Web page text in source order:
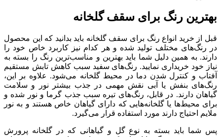
بهترین رنگ برای سقف گلخانه
قبل از خرید انواع رنگ برای سقف گلخانه باید بدانید که این محصول
در رنگ‌های مختلف تولید شده و هر کدام نیز کاربرد خاص خود را
دارند. به همین دلیل شما باید بهترین و مناسب‌ترین رنگ را بسته به
نیاز خود خریداری نمایید. رنگ‌های سفید سبب کاهش تابش مستقیم
آفتاب و کنترل شدن دما در محیط گلخانه می‌شود. علاوه بر این،
رنگ‌های بنفش یا آبی نقش مهمی در جذب بیشتر نور و سلامت
گیاهان دارند. در قابل، رنگ‌های تیره سبب جذب گرما و نور شده و
برای محیط‌ها یا گلخانه‌هایی که دارای گیاهان خاص هستند و به نور
ملایم احتیاج دارند مورد استفاده قرار می‌گیرد.
پس شما باید بسته به نوع گل و گیاهانی که در گلخانه پرورش